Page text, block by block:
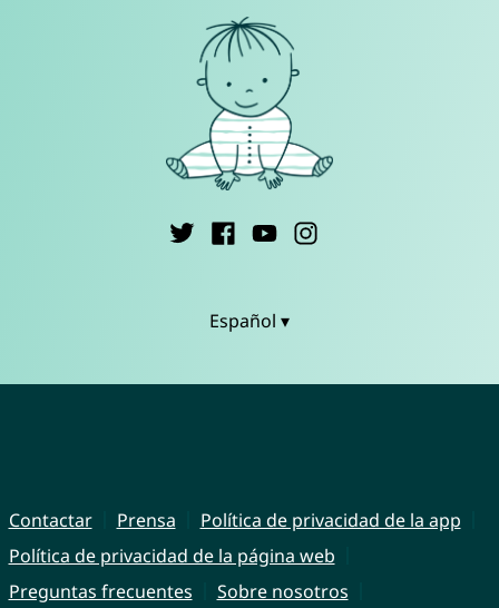
Español ▾
Contactar Prensa
Política de privacidad de la app
Política de privacidad de la página web
Preguntas frecuentes
Sobre nosotros